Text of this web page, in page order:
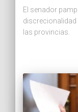
El senador
discrecionalidad
las provincias.